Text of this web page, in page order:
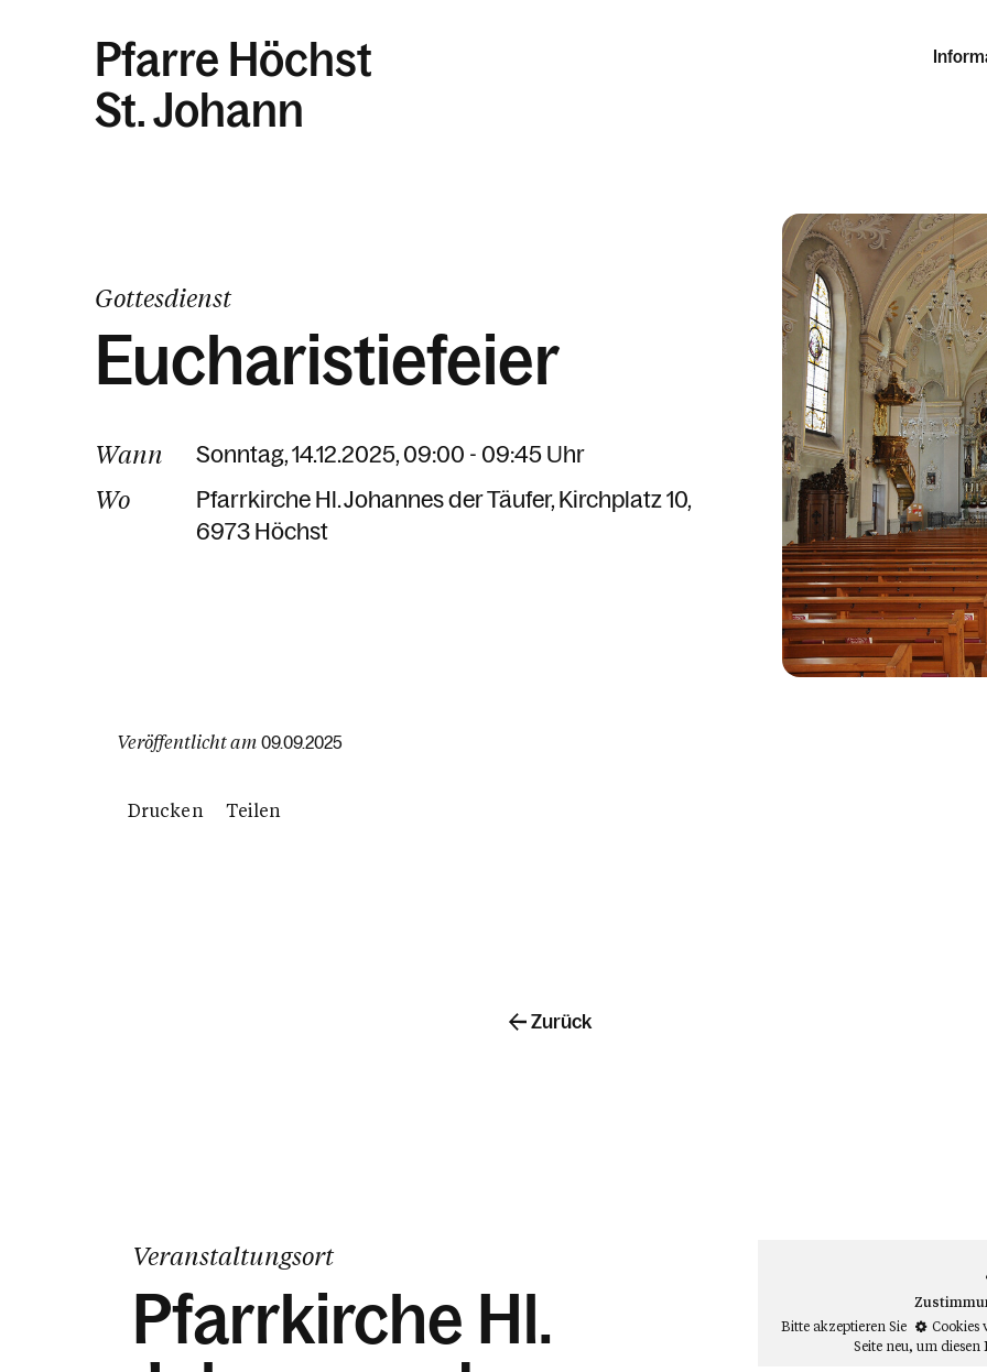
Pfarre Höchst
St. Johann
Gottesdienst
Eucharistiefeier
Wann Sonntag, 14.12.2025, 09:00 - 09:45 Uhr
Wo Pfarrkirche Hl. Johannes der Täufer Kirchplatz 10
6973 Höchst
Veröffentlicht am 09.09.2025
Drucken Teilen
Zurück
Veranstaltungsort
Pfarrkirche Hl.
Bitte akzeptieren Sie
Cookies
Seite neu, um diesen